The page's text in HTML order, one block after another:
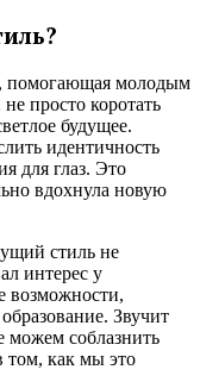
помогающая молодым
просто коротать
будущее.
идентичность
для глаз. Это
вдохнула новую
стиль не
интерес у
возможности,
Звучит
можем соблазнить
том, как мы это